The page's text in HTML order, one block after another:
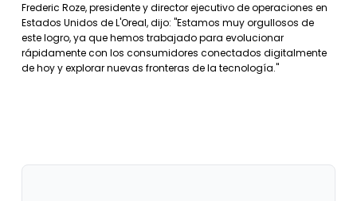
Frederic Roze, presidente y director ejecutivo de operaciones en
Estados Unidos de L'Oreal, dijo: "Estamos muy orgullosos de
este logro, ya que hemos trabajado para evolucionar
rápidamente con los consumidores conectados digitalmente
de hoy y explorar nuevas fronteras de la tecnología."